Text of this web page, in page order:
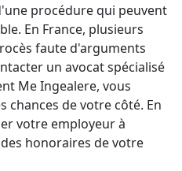
procédure qui peuvent
En France, plusieurs
faute d'arguments
un avocat spécialisé
Me Ingealere, vous
chances de votre côté. En
votre employeur à
honoraires de votre